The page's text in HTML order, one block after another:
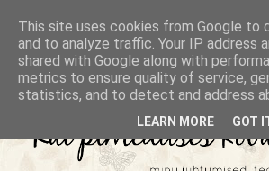
This site uses cookies from Google to
and to analyze traffic. Your IP address
shared with Google along with
metrics to ensure quality of service,
statistics, and to detect and address
LEARN MORE GOT